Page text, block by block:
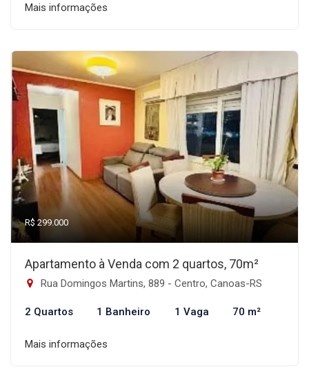
Mais informações
R$ 299.000
Apartamento à Venda com 2 quartos, 70m²
Rua Domingos Martins, 889 - Centro, Canoas-RS
2 Quartos 1 Banheiro 1 Vaga 70 m²
Mais informações